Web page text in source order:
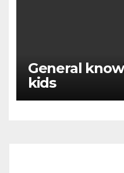
General
kids